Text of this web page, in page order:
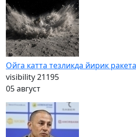
Ойга катта тезликда йирик
visibility21195
05 август